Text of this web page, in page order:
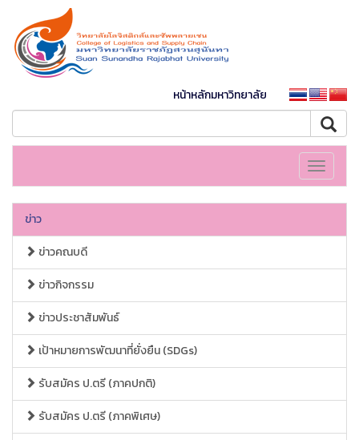
หน้าหลักมหาวิทยาลัย
Toggle
ข่าว
ข่าวคณบดี
ข่าวกิจกรรม
ข่าวประชาสัมพันธ์
เป้าหมายการพัฒนาที่ยั่งยืน (SDGs)
รับสมัคร ป.ตรี (ภาคปกติ)
รับสมัคร ป.ตรี (ภาคพิเศษ)